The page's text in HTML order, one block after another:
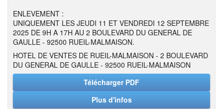
ENLEVEMENT :
UNIQUEMENT LES JEUDI 11 ET VENDREDI 12 SEPTEMBRE
2025 DE 9H A 17H AU 2 BOULEVARD DU GENERAL DE
GAULLE - 92500 RUEIL-MALMAISON.
HOTEL DE VENTES DE RUEIL-MALMAISON - 2 BOULEVARD
DU GENERAL DE GAULLE - 92500 RUEIL-MALMAISON
Télécharger PDF
Plus d'infos